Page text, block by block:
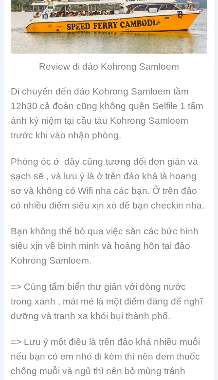
Review đi đảo Kohrong Samloem
Di chuyển đến đảo Kohrong Samloem tầm
12h30 cả đoàn cũng không quên Selfile 1 tấm
ảnh kỷ niệm tại cầu tàu Kohrong Samloem
trước khi vào nhận phòng.
Phòng óc ở đây cũng tương đối đơn giản và
sạch sẽ , và lưu ý là ở trên đảo khá là hoang
sơ và không có Wifi nha các bạn. Ở trên đảo
có nhiều điểm siêu xịn xò để bạn checkin nha.
Bạn không thể bỏ qua việc săn các bức hình
siêu xịn về bình minh và hoàng hôn tại đảo
Kohrong Samloem.
=> Cùng tấm biển thư giản với dòng nước
trong xanh , mát mẻ là một điểm đáng để nghĩ
dưỡng và tranh xa khói bụi thành phố.
=> Lưu ý một điều là trên đảo khá nhiều muỗi
nếu bạn có em nhỏ đi kèm thì nên đem thuốc
chống muỗi và ngủ thì nên bỏ mùng tránh